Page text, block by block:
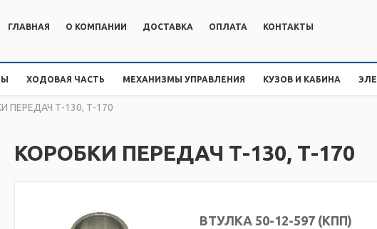
ГЛАВНАЯ О КОМПАНИИ ДОСТАВКА ОПЛАТА КОНТАКТЫ
ХОДОВАЯ ЧАСТЬ МЕХАНИЗМЫ УПРАВЛЕНИЯ КУЗОВ И КАБИНА
ПЕРЕДАЧ Т-130, Т-170
КОРОБКИ ПЕРЕДАЧ Т-130, Т-170
ВТУЛКА 50-12-597 (КПП)